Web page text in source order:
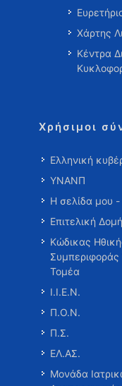
Χάρτης
Κέντρα
Χρήσιμοι
Ελληνική
ΥΝΑΝΠ
Η σελίδα μου
Επιτελική
Κώδικας
Τομέα
Ι.Ι.Ε.Ν.
Π.Ο.Ν.
Π.Σ.
ΕΛ.ΑΣ.
Μονάδα